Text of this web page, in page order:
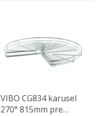
VIBO CG834 karusel
270° 815mm pre